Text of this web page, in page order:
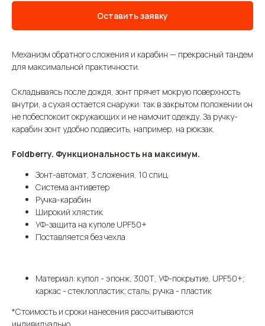
Оставить заявку
Механизм обратного сложения и карабин — прекрасный тандем
для максимальной практичности.
Складываясь после дождя, зонт прячет мокрую поверхность
внутри, а сухая остается снаружи: так в закрытом положении он
не побеспокоит окружающих и не намочит одежду. За ручку-
карабин зонт удобно подвесить, например, на рюкзак.
Foldberry. Функциональность на максимум.
Зонт-автомат, 3 сложения, 10 спиц
Система антиветер
Ручка-карабин
Широкий хлястик
УФ-защита на куполе UPF50+
Поставляется без чехла
Материал: купол - эпонж, 300Т, УФ-покрытие, UPF50+;
каркас - стеклопластик; сталь; ручка - пластик
*Стоимость и сроки нанесения рассчитываются